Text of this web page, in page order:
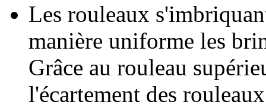
Les rouleaux
manière uniforme les
Grâce au rouleau
l'écartement des